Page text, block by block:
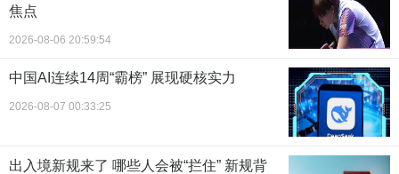
焦点
2026-08-06 20:59:54
中国AI连续14周“霸榜” 展现硬核实力
2026-08-07 00:33:25
出入境新规来了 哪些人会被“拦住” 新规背